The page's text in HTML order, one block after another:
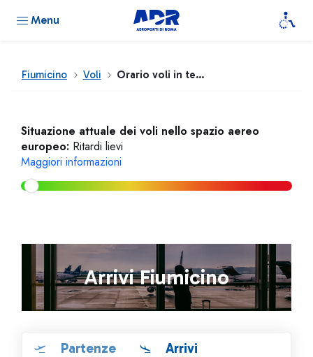
Menu
Fiumicino Voli Orario voli in tempo reale
Situazione attuale dei voli nello spazio aereo
europeo: Ritardi lievi
Maggiori informazioni
Arrivi Fiumicino
Partenze Arrivi